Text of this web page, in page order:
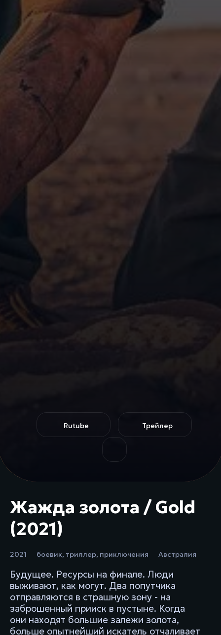
Rutube Трейлер
Жажда золота / Gold
(2021)
2021 боевик, триллер, приключения Австралия
Будущее. Ресурсы на финале. Люди
выживают, как могут. Два попутчика
отправляются в страшную зону - на
заброшенный прииск в пустыне. Когда
они находят большие залежи золота,
больше опытнейший искатель отчаливает